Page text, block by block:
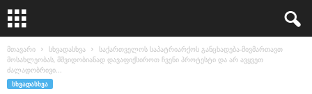
მთავარი სხვადასხვა
საქართველოს საპატრიარქოს განცხადება-მივმართავთ
მოსახლეობას, მშვიდობიანად დავაფიქსიროთ ჩვენი პროტესტი და არ ავყვეთ
ძალადობრივი...
ᲡᲮᲕᲐᲓᲐᲡᲮᲕᲐ